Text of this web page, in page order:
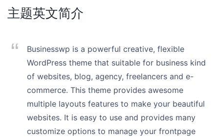
主题英文简介
Businesswp is a powerful creative, flexible
WordPress theme that suitable for business kind
of websites, blog, agency, freelancers and e-
commerce. This theme provides awesome
multiple layouts features to make your beautiful
websites. It is easy to use and provides many
customize options to manage your frontpage